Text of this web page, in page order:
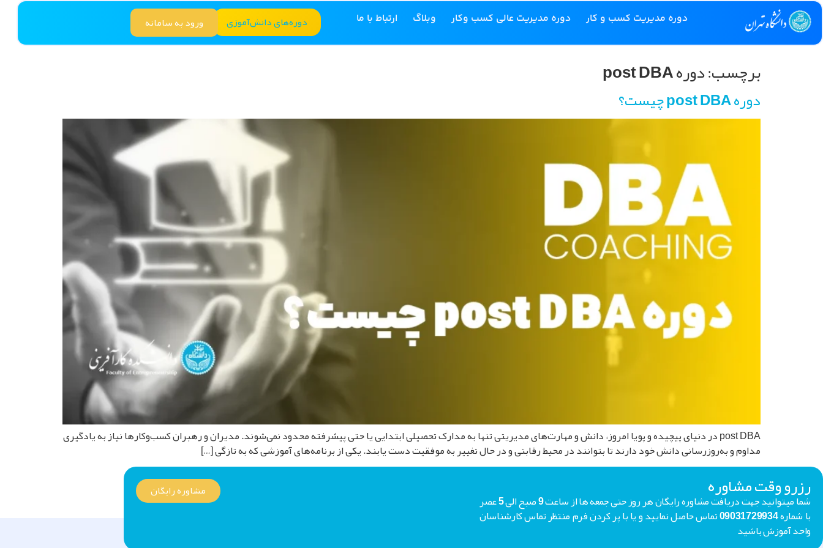
دوره مدیریت کسب و کار دوره مدیریت عالی کسب وکار وبلاگ ارتباط با ما دوره‌های دانش‌آموزی ورود به سامانه
برچسب:دوره post DBA
دوره post DBA چیست؟
post DBA در دنیای پیچیده و پویا امروز، دانش و مهارت‌های مدیریتی تنها به مدارک تحصیلی ابتدایی یا حتی پیشرفته محدود نمی‌شوند. مدیران و رهبران کسب‌وکارها نیاز به یادگیری
مداوم و به‌روز‌رسانی دانش خود دارند تا بتوانند در محیط رقابتی و در حال تغییر به موفقیت دست یابند. یکی از برنامه‌های آموزشی که به تازگی […]
رزرو وقت مشاوره شما میتوانید جهت دریافت مشاوره رایگان هر روز حتی جمعه ها از ساعت 9 صبح الی 5 عصر
با شماره 09031729934 تماس حاصل نمایید و یا با پر کردن فرم منتظر تماس کارشناسان
واحد آموزش باشید
مشاوره رایگان